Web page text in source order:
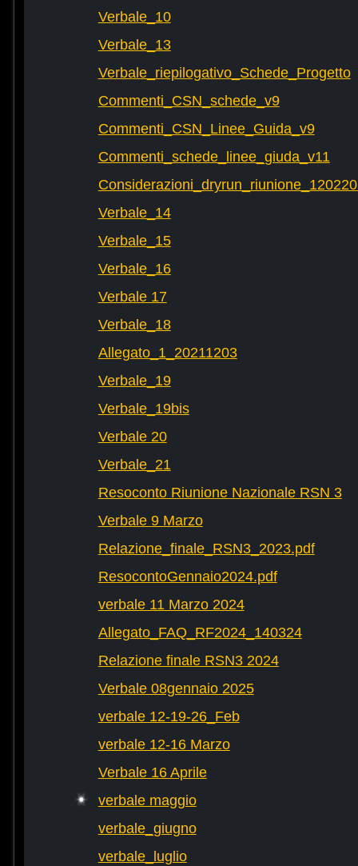
Verbale_10
Verbale_13
Verbale_riepilogativo_Schede_Progetto
Commenti_CSN_schede_v9
Commenti_CSN_Linee_Guida_v9
Commenti_schede_linee_giuda_v11
Verbale_14
Verbale_15
Verbale_16
Verbale 17
Verbale_18
Allegato_1_20211203
Verbale_19
Verbale_19bis
Verbale 20
Verbale_21
Resoconto Riunione Nazionale RSN 3
Verbale 9 Marzo
Relazione_finale_RSN3_2023.pdf
ResocontoGennaio2024.pdf
verbale 11 Marzo 2024
Allegato_FAQ_RF2024_140324
Relazione finale RSN3 2024
Verbale 08gennaio 2025
verbale 12-19-26_Feb
verbale 12-16 Marzo
Verbale 16 Aprile
verbale maggio
verbale_giugno
verbale_luglio